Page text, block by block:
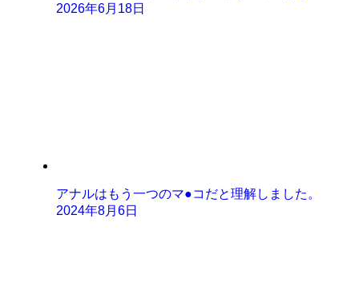
2026年6月18日
アナルはもう一つのマ●コだと理解しました。
2024年8月6日